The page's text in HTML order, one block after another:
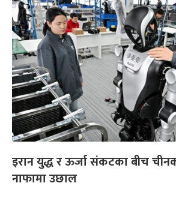
इरान युद्ध र ऊर्जा संकटका बीच
नाफामा उछाल